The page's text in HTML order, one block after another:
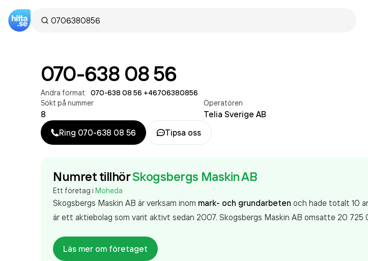
070-638 08 56
Andra format: 070-638 08 56 +46706380856
Sökt på nummer
8
Operatören
Telia Sverige AB
Ring 070-638 08 56 Tipsa oss
Numret tillhörSkogsbergs Maskin AB
Ett företag i Moheda
Skogsbergs Maskin AB är verksam inom mark- och grundarbeten och hade totalt 10
är ett aktiebolag som varit aktivt sedan 2007. Skogsbergs Maskin AB omsatte 20 725
Läs mer om företaget